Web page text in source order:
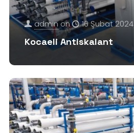
adminon 16 Şubat 2024
Kocaeli Antiskalant